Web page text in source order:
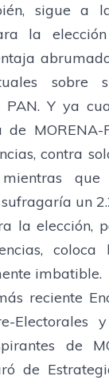
sigue a
la
sobre
PAN. Y ya
MORENA-
contra
mientras
un
la elección,
coloca
imbatible.
reciente
Electorales
de
de